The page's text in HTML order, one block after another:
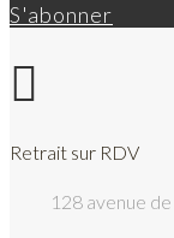
S'abonner

Retrait sur RDV
128 avenue